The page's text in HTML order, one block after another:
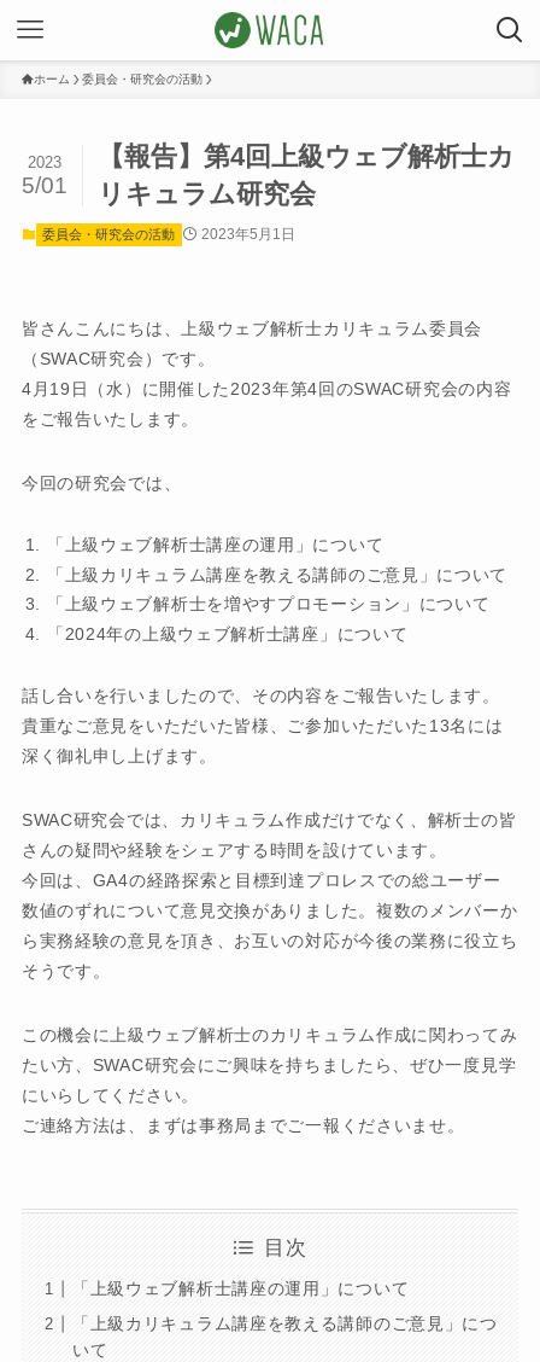
ホーム 委員会・研究会の活動
【報告】第4回上級ウェブ解析士カ
リキュラム研究会
2023
5/01
委員会・研究会の活動 2023年5月1日
皆さんこんにちは、上級ウェブ解析士カリキュラム委員会
（SWAC研究会）です。
4月19日（水）に開催した2023年第4回のSWAC研究会の内容
をご報告いたします。
今回の研究会では、
「上級ウェブ解析士講座の運用」について
「上級カリキュラム講座を教える講師のご意見」について
「上級ウェブ解析士を増やすプロモーション」について
「2024年の上級ウェブ解析士講座」について
話し合いを行いましたので、その内容をご報告いたします。
貴重なご意見をいただいた皆様、ご参加いただいた13名には
深く御礼申し上げます。
SWAC研究会では、カリキュラム作成だけでなく、解析士の皆
さんの疑問や経験をシェアする時間を設けています。
今回は、GA4の経路探索と目標到達プロレスでの総ユーザー
数値のずれについて意見交換がありました。複数のメンバーか
ら実務経験の意見を頂き、お互いの対応が今後の業務に役立ち
そうです。
この機会に上級ウェブ解析士のカリキュラム作成に関わってみ
たい方、SWAC研究会にご興味を持ちましたら、ぜひ一度見学
にいらしてください。
ご連絡方法は、まずは事務局までご一報くださいませ。
目次
「上級ウェブ解析士講座の運用」について
「上級カリキュラム講座を教える講師のご意見」につ
いて